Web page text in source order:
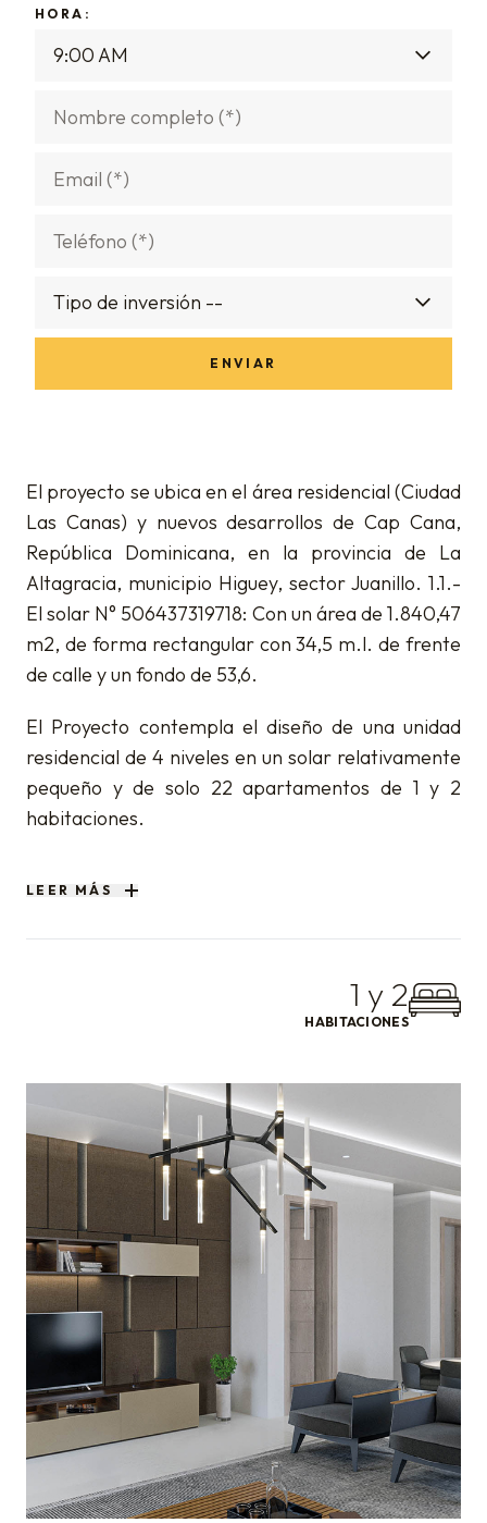
HORA:
El proyecto se ubica en el área residencial (Ciudad
Las Canas) y nuevos desarrollos de Cap Cana,
República Dominicana, en la provincia de La
Altagracia, municipio Higuey, sector Juanillo. 1.1.-
El solar N° 506437319718: Con un área de 1.840,47
m2, de forma rectangular con 34,5 m.l. de frente
de calle y un fondo de 53,6.
El Proyecto contempla el diseño de una unidad
residencial de 4 niveles en un solar relativamente
pequeño y de solo 22 apartamentos de 1 y 2
habitaciones.
su parte mas angosta hacia la calle de acceso,
con dos sub bloques y el área de servicio,
escaleras y ascensor como elemento de enlace
ubican las amenidades.
El sistema constructivo es mampostería
quedando en estructura de concreto armado el
área de servicio correspondiente al ascensor y
escalera, este módulo será independiente de los
dos bloques de viviendas y actúa como pivote al
unir las dos edificaciones.
LEER MÁS
1 y 2
HABITACIONES